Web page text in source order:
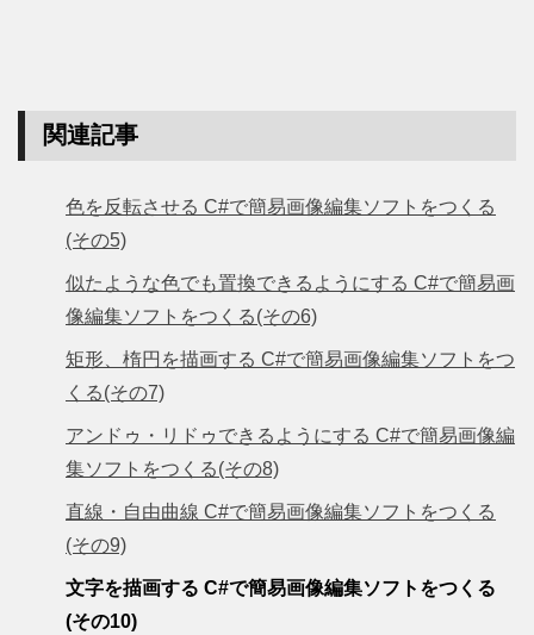
関連記事
色を反転させる C#で簡易画像編集ソフトをつくる
(その5)
似たような色でも置換できるようにする C#で簡易画
像編集ソフトをつくる(その6)
矩形、楕円を描画する C#で簡易画像編集ソフトをつ
くる(その7)
アンドゥ・リドゥできるようにする C#で簡易画像編
集ソフトをつくる(その8)
直線・自由曲線 C#で簡易画像編集ソフトをつくる
(その9)
文字を描画する C#で簡易画像編集ソフトをつくる
(その10)